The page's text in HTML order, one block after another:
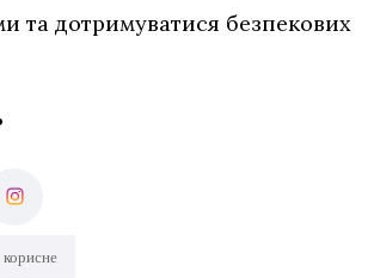
та дотримуватися безпекових
корисне